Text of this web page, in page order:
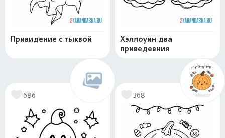
Привидение с тыквой
Хэллоуин два
приведевния
686 368